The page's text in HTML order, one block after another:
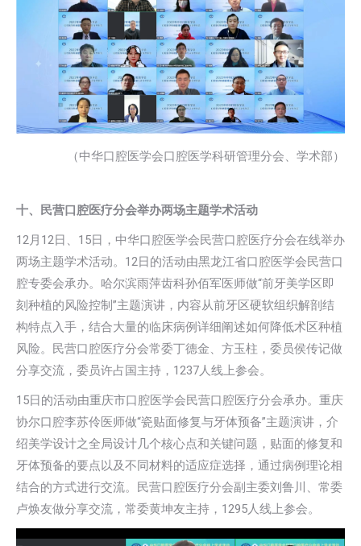
（中华口腔医学会口腔医学科研管理分会、学术部）
十、民营口腔医疗分会举办两场主题学术活动
12月12日、15日，中华口腔医学会民营口腔医疗分会在线举办
两场主题学术活动。12日的活动由黑龙江省口腔医学会民营口
腔专委会承办。哈尔滨雨萍齿科孙佰军医师做“前牙美学区即
刻种植的风险控制”主题演讲，内容从前牙区硬软组织解剖结
构特点入手，结合大量的临床病例详细阐述如何降低术区种植
风险。民营口腔医疗分会常委丁德金、方玉柱，委员侯传记做
分享交流，委员许占国主持，1237人线上参会。
15日的活动由重庆市口腔医学会民营口腔医疗分会承办。重庆
协尔口腔李苏伶医师做“瓷贴面修复与牙体预备”主题演讲，介
绍美学设计之全局设计几个核心点和关键问题，贴面的修复和
牙体预备的要点以及不同材料的适应症选择，通过病例理论相
结合的方式进行交流。民营口腔医疗分会副主委刘鲁川、常委
卢焕友做分享交流，常委黄坤友主持，1295人线上参会。